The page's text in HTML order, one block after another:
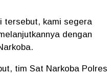
tersebut, kami segera
dengan
tim Sat Narkoba Polres